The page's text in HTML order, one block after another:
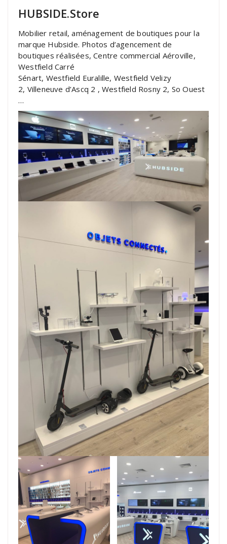
HUBSIDE.Store
Mobilier retail, aménagement de boutiques pour la
marque Hubside. Photos d’agencement de
boutiques réalisées, Centre commercial Aéroville,
Westfield Carré
Sénart, Westfield Euralille, Westfield Velizy
2, Villeneuve d’Ascq 2 , Westfield Rosny 2, So Ouest
…